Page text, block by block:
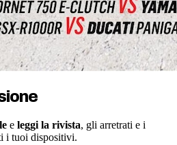
e leggi la rivista, gli arretrati e i
i tuoi dispositivi.